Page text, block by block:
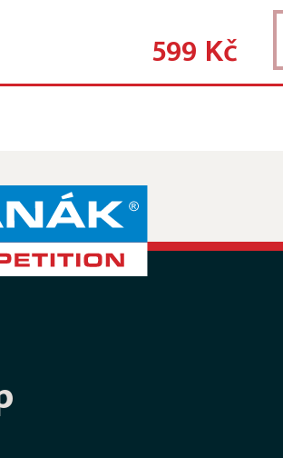
599 Kč